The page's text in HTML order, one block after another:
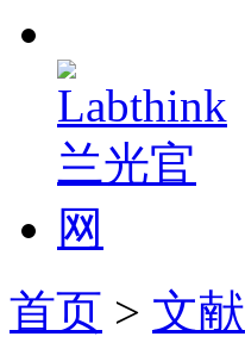
首页 > 文献